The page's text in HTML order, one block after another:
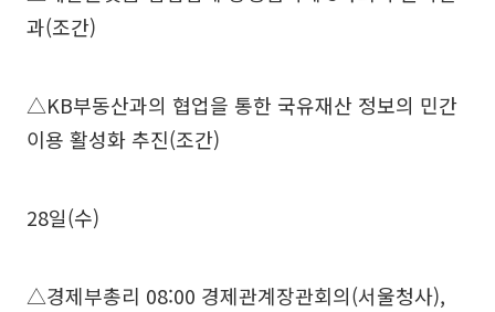
과(조간)
△KB부동산과의 협업을 통한 국유재산 정보의 민간
이용 활성화 추진(조간)
28일(수)
△경제부총리 08:00 경제관계장관회의(서울청사),